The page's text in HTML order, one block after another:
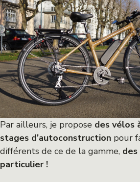
Par ailleurs, je propose des vélos
stages d’autoconstruction pour
différents de ce de la gamme,
particulier !